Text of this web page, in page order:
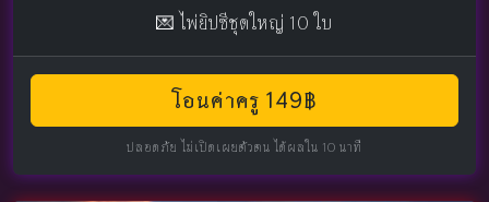
💌 ไพ่ยิปซีชุดใหญ่ 10 ใบ
โอนค่าครู 149฿
ปลอดภัย ไม่เปิดเผยตัวตน ได้ผลใน 10 นาที